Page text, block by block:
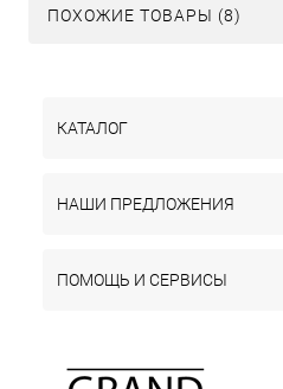
ПОХОЖИЕ ТОВАРЫ (8)
КАТАЛОГ
НАШИ ПРЕДЛОЖЕНИЯ
ПОМОЩЬ И СЕРВИСЫ